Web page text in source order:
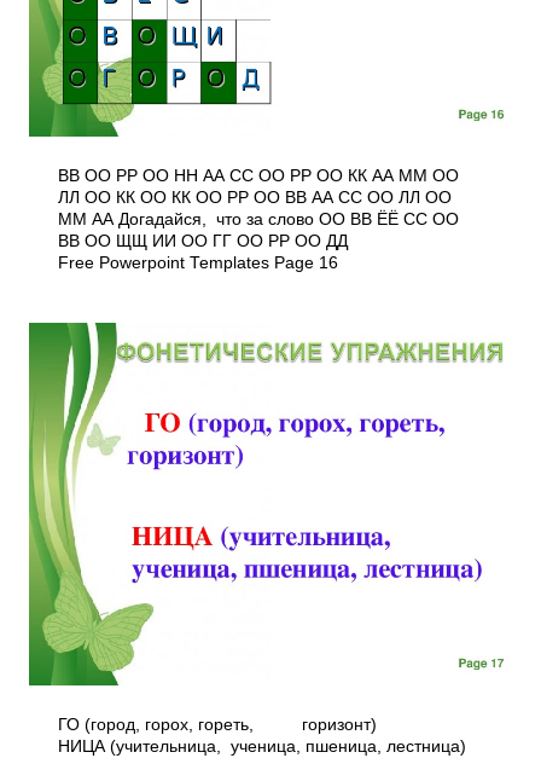
ВВ ОО РР ОО НН АА СС ОО РР ОО КК АА ММ ОО
ЛЛ ОО КК ОО КК ОО РР ОО ВВ АА СС ОО ЛЛ ОО
ММ АА Догадайся, что за слово ОО ВВ ЁЁ СС ОО
ВВ ОО ЩЩ ИИ ОО ГГ ОО РР ОО ДД
Free Powerpoint Templates Page 16
ГО (город, горох, гореть, горизонт)
НИЦА (учительница, ученица, пшеница, лестница)